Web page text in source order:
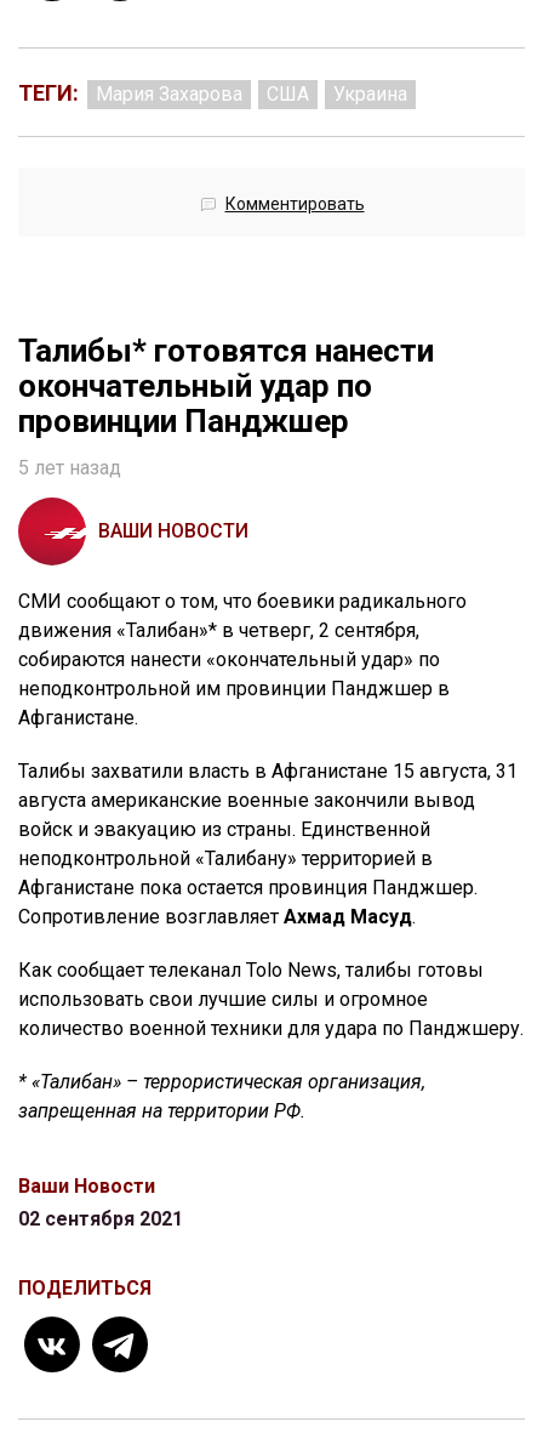
ТЕГИ: Мария Захарова США Украина
Комментировать
Талибы* готовятся нанести
окончательный удар по
провинции Панджшер
5 лет назад
ВАШИ НОВОСТИ
СМИ сообщают о том, что боевики радикального
движения «Талибан»* в четверг, 2 сентября,
собираются нанести «окончательный удар» по
неподконтрольной им провинции Панджшер в
Афганистане.
Талибы захватили власть в Афганистане 15 августа, 31
августа американские военные закончили вывод
войск и эвакуацию из страны. Единственной
неподконтрольной «Талибану» территорией в
Афганистане пока остается провинция Панджшер.
Сопротивление возглавляет Ахмад Масуд.
Как сообщает телеканал Tolo News, талибы готовы
использовать свои лучшие силы и огромное
количество военной техники для удара по Панджшеру.
* «Талибан» – террористическая организация,
запрещенная на территории РФ.
Ваши Новости
02 сентября 2021
ПОДЕЛИТЬСЯ